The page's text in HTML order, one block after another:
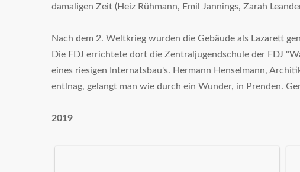
damaligen Zeit (Heiz Rühmann, Emil Jannings, Zarah
Nach dem 2. Weltkrieg wurden die Gebäude als Lazarett
Die FDJ errichtete dort die Zentraljugendschule der FDJ
eines riesigen Internatsbau's. Hermann Henselmann,
entlnag, gelangt man wie durch ein Wunder, in Prenden.
2019